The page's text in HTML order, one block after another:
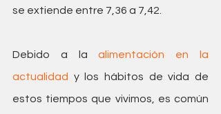
se extiende entre 7,36 a 7,42.
Debido a la alimentación en la
actualidad
y los hábitos de vida de
estos tiempos que vivimos, es común